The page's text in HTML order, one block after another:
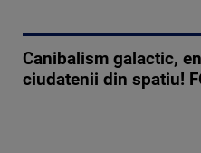
Canibalism galactic,
ciudatenii din spatiu!